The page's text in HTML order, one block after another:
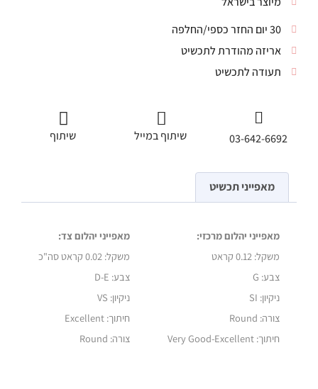
30 יום החזר כספי/החלפה
אריזה מהודרת לתכשיט
תעודה לתכשיט
03-642-6692 שיתוף במייל שיתוף
מאפייני תכשיט
מאפייני יהלום מרכזי:
מאפייני יהלום צד:
משקל: 0.12
קראט משקל: 0.02 קראט סה"כ
צבע: G
צבע: D-E
ניקיון: SI
ניקיון: VS
צורה: Round
חיתוך: Excellent
חיתוך: Very Good-Excellent
צורה: Round